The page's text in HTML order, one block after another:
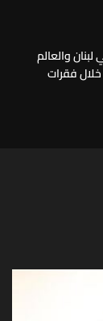
والعالم
فقرات